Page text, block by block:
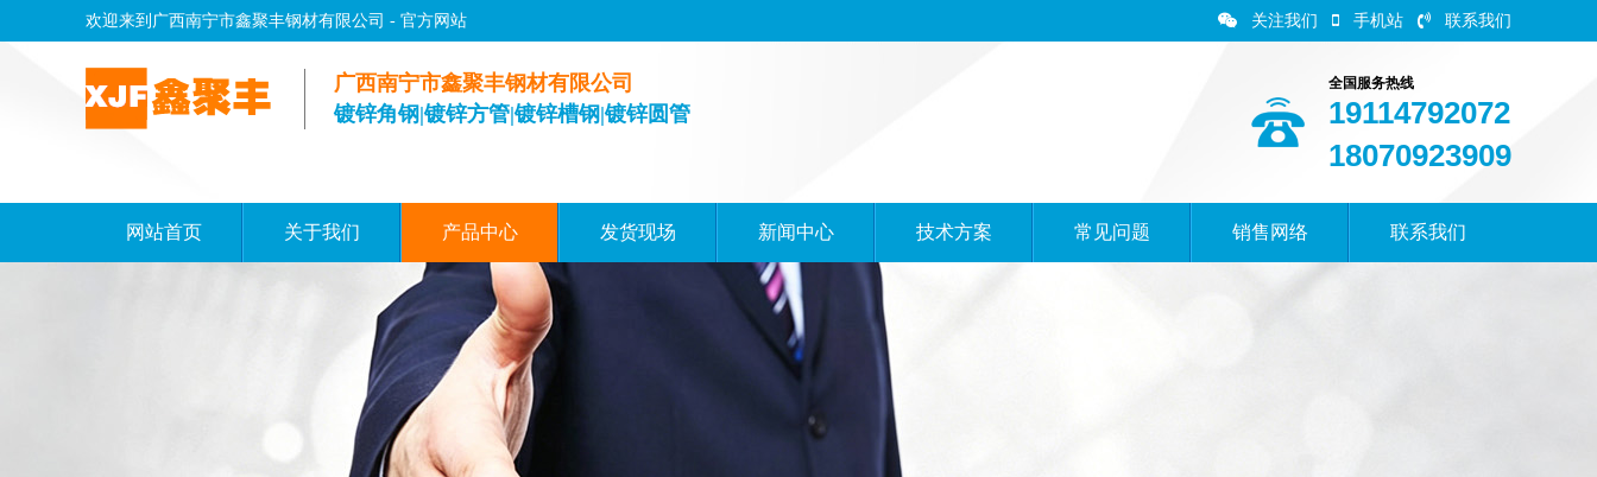
欢迎来到广西南宁市鑫聚丰钢材有限公司 - 官方网站 关注我们 手机站 联系我们
全国服务热线
19114792072
18070923909
广西南宁市鑫聚丰钢材有限公司
镀锌角钢|镀锌方管|镀锌槽钢|镀锌圆管
网站首页 关于我们 产品中心 发货现场 新闻中心 技术方案 常见问题 销售网络 联系我们